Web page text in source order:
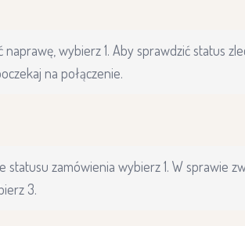
wybierz 1. Aby sprawdzić status
na połączenie.
statusu zamówienia wybierz 1. W sprawie
3.